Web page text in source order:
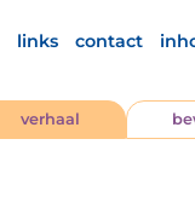
links contact
verhaal